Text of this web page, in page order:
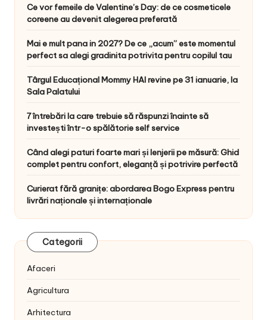
Ce vor femeile de Valentine’s Day: de ce cosmeticele
coreene au devenit alegerea preferată
Mai e mult pana in 2027? De ce „acum” este momentul
perfect sa alegi gradinita potrivita pentru copilul tau
Târgul Educațional Mommy HAI revine pe 31 ianuarie, la
Sala Palatului
7 întrebări la care trebuie să răspunzi înainte să
investești într-o spălătorie self service
Când alegi paturi foarte mari și lenjerii pe măsură: Ghid
complet pentru confort, eleganță și potrivire perfectă
Curierat fără granițe: abordarea Bogo Express pentru
livrări naționale și internaționale
Categorii
Afaceri
Agricultura
Arhitectura